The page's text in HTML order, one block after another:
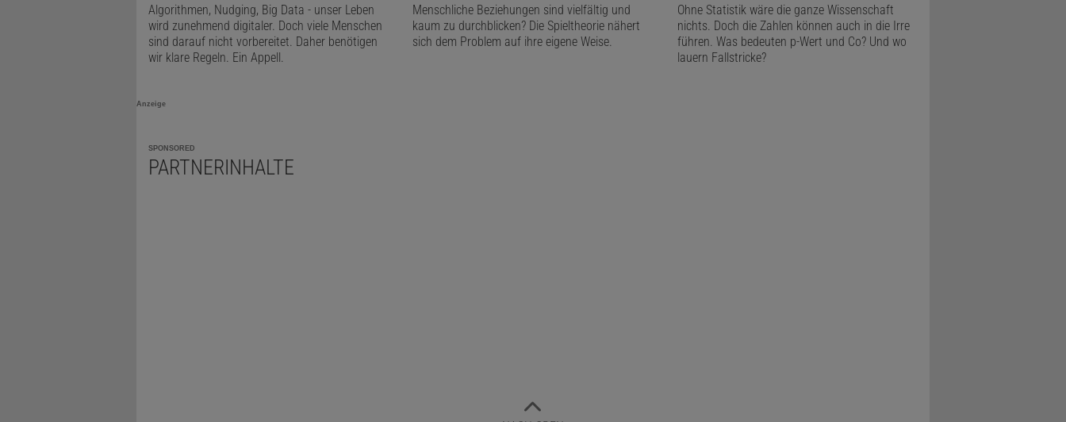
Algorithmen, Nudging, Big Data - unser Leben
wird zunehmend digitaler. Doch viele Menschen
sind darauf nicht vorbereitet. Daher benötigen
wir klare Regeln. Ein Appell.
Menschliche Beziehungen sind vielfältig und
kaum zu durchblicken? Die Spieltheorie nähert
sich dem Problem auf ihre eigene Weise.
Ohne Statistik wäre die ganze Wissenschaft
nichts. Doch die Zahlen können auch in die Irre
führen. Was bedeuten p-Wert und Co? Und wo
lauern Fallstricke?
Anzeige
SPONSORED
PARTNERINHALTE